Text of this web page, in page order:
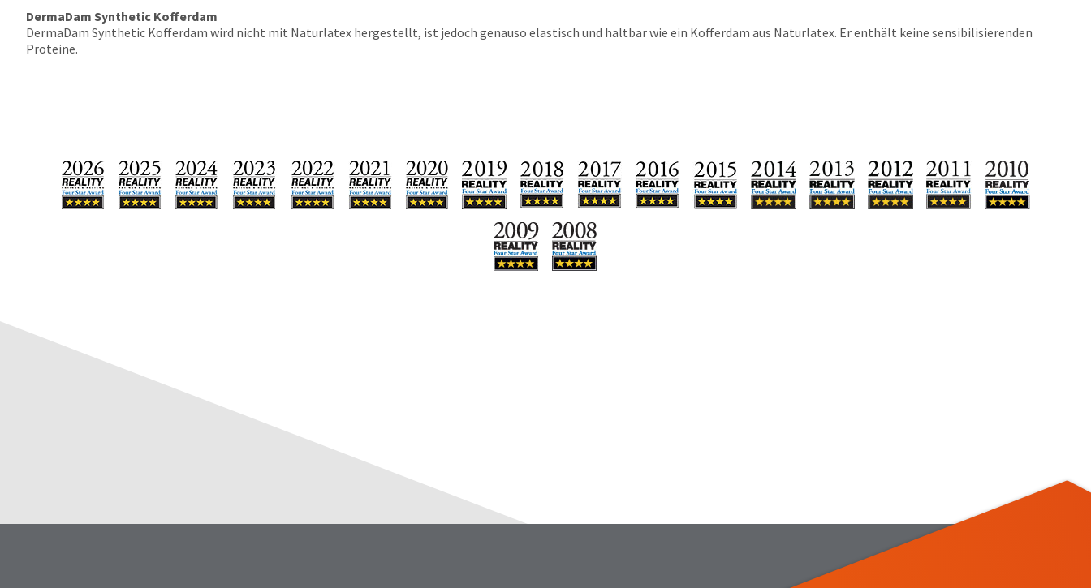
DermaDam Synthetic Kofferdam
DermaDam Synthetic Kofferdam wird nicht mit Naturlatex hergestellt, ist jedoch genauso elastisch und haltbar wie ein Kofferdam aus Naturlatex. Er enthält keine sensibilisierenden
Proteine.